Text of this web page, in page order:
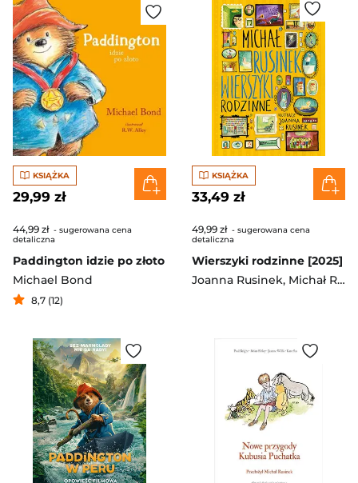
KSIĄŻKA
29,99 zł
44,99 zł - sugerowana cena
detaliczna
Paddington idzie po złoto
Michael Bond
8,7 (12)
KSIĄŻKA
33,49 zł
49,99 zł - sugerowana cena
detaliczna
Wierszyki rodzinne [2025]
Joanna Rusinek, Michał Rusinek